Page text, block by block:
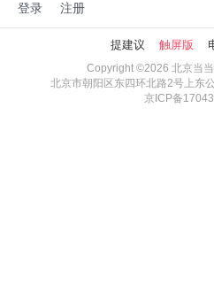
登录 注册
提建议 触屏版
Copyright ©2026 北京当
北京市朝阳区东四环北路2号上东
京ICP备